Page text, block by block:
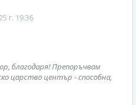
г. 19:36
благодаря! Препоръчвам
царство център - способна,